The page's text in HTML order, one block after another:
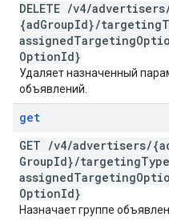
DELETE /v4/advertisers
{adGroupId}/targeting
assignedTargeting
OptionId}
Удаляет назначенный
объявлений.
get
GET /v4/advertisers/
GroupId}/targeting
assignedTargeting
OptionId}
Назначает группе